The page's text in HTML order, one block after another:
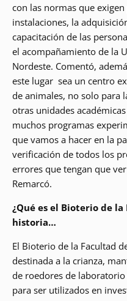
con las normas que
instalaciones, la
capacitación de las
el acompañamiento de la
Nordeste. Comentó,
este lugar sea un centro
de animales, no solo para
otras unidades
muchos programas
que vamos a hacer en la
verificación de todos los
errores que tengan que
Remarcó.
¿Qué es el Bioterio de
historia…
El Bioterio de la Facultad
destinada a la crianza,
de roedores de
para ser utilizados en